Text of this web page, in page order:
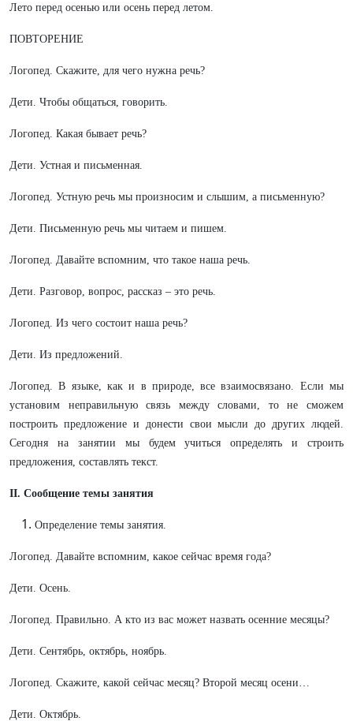
Лето перед осенью или осень перед летом.
ПОВТОРЕНИЕ
Логопед. Скажите, для чего нужна речь?
Дети. Чтобы общаться, говорить.
Логопед. Какая бывает речь?
Дети. Устная и письменная.
Логопед. Устную речь мы произносим и слышим, а письменную?
Дети. Письменную речь мы читаем и пишем.
Логопед. Давайте вспомним, что такое наша речь.
Дети. Разговор, вопрос, рассказ – это речь.
Логопед. Из чего состоит наша речь?
Дети. Из предложений.
Логопед. В языке, как и в природе, все взаимосвязано. Если мы
установим неправильную связь между словами, то не сможем
построить предложение и донести свои мысли до других людей.
Сегодня на занятии мы будем учиться определять и строить
предложения, составлять текст.
II. Сообщение темы занятия
Определение темы занятия.
Логопед. Давайте вспомним, какое сейчас время года?
Дети. Осень.
Логопед. Правильно. А кто из вас может назвать осенние месяцы?
Дети. Сентябрь, октябрь, ноябрь.
Логопед. Скажите, какой сейчас месяц? Второй месяц осени…
Дети. Октябрь.